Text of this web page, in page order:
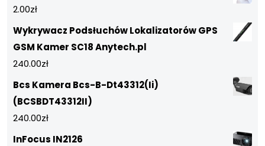
2.00zł
Wykrywacz Podsłuchów Lokalizatorów GPS
GSM Kamer SC18 Anytech.pl
240.00zł
Bcs Kamera Bcs-B-Dt43312(Ii)
(BCSBDT43312II)
240.00zł
InFocus IN2126